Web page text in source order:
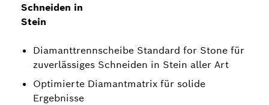
Schneiden in
Stein
Diamanttrennscheibe Standard for Stone für
zuverlässiges Schneiden in Stein aller Art
Optimierte Diamantmatrix für solide
Ergebnisse